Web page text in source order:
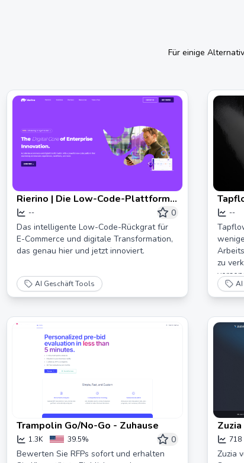
Für einige
Rierino | Die Low-Code-Plattform
für digitale Innovation
--
0
Das intelligente Low-Code-Rückgrat für
E-Commerce und digitale Transformation,
das genau hier und jetzt innoviert.
AI Geschäft Tools
--
zu
Trampolin Go/No-Go - Zuhause
1.3K 39.5%
0
Bewerten Sie RFPs sofort und erhalten
und
und
718
Zuzia